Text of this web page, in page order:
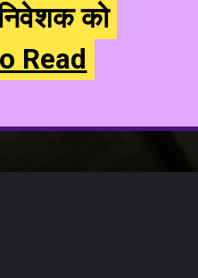
को
Read
को
Read